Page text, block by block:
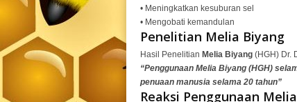
• Meningkatkan kesuburan sel
• Mengobati kemandulan
Penelitian Melia Biyang
Hasil Penelitian Melia Biyang (HGH) Dr.
“Penggunaan Melia Biyang (HGH)
penuaan manusia selama 20 tahun”
Reaksi Penggunaan